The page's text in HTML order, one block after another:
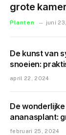
grote
Planten juni
De kunst van
snoeien:
april 22, 2024
De
ananasplant:
februari 25, 2024